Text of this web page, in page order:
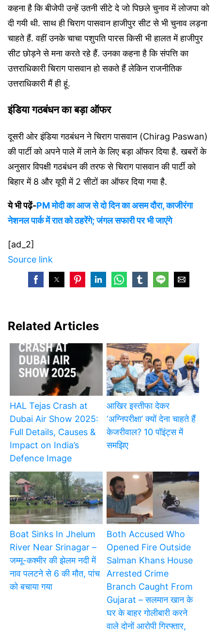
कहना है कि बीजेपी उन्हें उतनी सीटे दे जो पिछले चुनाव में लोजपा को
दी गयी थी. साथ ही चिराग पासवान हाजीपुर सीट से भी चुनाव लड़ना
चाहते हैं. वहीं उनके चाचा पशुपति पारस किसी भी हालत में हाजीपुर
सीट छोड़ने से मना करते रहे हैं. उनका कहना है कि संपत्ति का
उत्तराधिकारी चिराग पासवान हो सकते हैं लेकिन राजनीतिक
उत्तराधिकारी मैं ही हूं.
इंडिया गठबंधन का बड़ा ऑफर
दूसरी ओर इंडिया गठबंधन ने चिराग पासवान (Chirag Paswan)
की पार्टी को अपने पाले में लाने के लिए बड़ा ऑफर दिया है. खबरों के
अनुसार विपक्षी गठबंधन की तरफ से चिराग पासवान की पार्टी को
बिहार में 8 और यूपी में 2 सीटों का ऑफर दिया गया है.
ये भी पढ़ें-PM मोदी का आज से दो दिन का असम दौरा, काजीरंगा
नेशनल पार्क में रात को ठहरेंगे; जंगल सफारी पर भी जाएंगे
[ad_2]
Source link
Related Articles
HAL Tejas Crash at
Dubai Air Show 2025:
Full Details, Causes &
Impact on India’s
Defence Image
आखिर इस्तीफा देकर
‘अग्निपरीक्षा’ क्यों देना चाहते हैं
केजरीवाल? 10 पॉइंट्स में
समझिए
Boat Sinks In Jhelum
River Near Srinagar –
जम्मू-कश्मीर की झेलम नदी में
नाव पलटने से 6 की मौत, पांच
को बचाया गया
Both Accused Who
Opened Fire Outside
Salman Khans House
Arrested Crime
Branch Caught From
Gujarat – सलमान खान के
घर के बाहर गोलीबारी करने
वाले दोनों आरोपी गिरफ्तार,